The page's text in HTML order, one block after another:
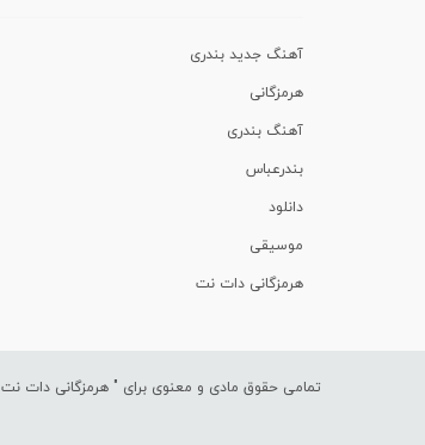
آهنگ جدید بندری
هرمزگانی
آهنگ بندری
بندرعباس
دانلود
موسیقی
هرمزگانی دات نت
تمامی حقوق مادی و معنوی برای " هرمزگانی دات نت